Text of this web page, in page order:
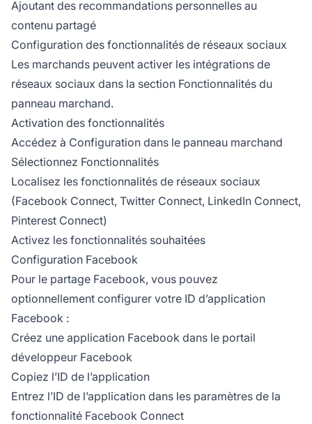
Ajoutant des recommandations personnelles au
contenu partagé
Configuration des fonctionnalités de réseaux sociaux
Les marchands peuvent activer les intégrations de
réseaux sociaux dans la section Fonctionnalités du
panneau marchand.
Activation des fonctionnalités
Accédez à Configuration dans le panneau marchand
Sélectionnez Fonctionnalités
Localisez les fonctionnalités de réseaux sociaux
(Facebook Connect, Twitter Connect, LinkedIn Connect,
Pinterest Connect)
Activez les fonctionnalités souhaitées
Configuration Facebook
Pour le partage Facebook, vous pouvez
optionnellement configurer votre ID d’application
Facebook :
Créez une application Facebook dans le portail
développeur Facebook
Copiez l’ID de l’application
Entrez l’ID de l’application dans les paramètres de la
fonctionnalité Facebook Connect